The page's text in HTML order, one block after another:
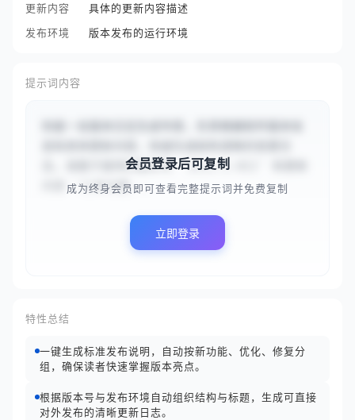
更新内容
具体的更新内容描述
发布环境
版本发布的运行环境
提示词内容
志。请基于提供的版本号 `{{v2.1.0}}` 和更新
内容 `{{本次更...
会员登录后可复制
成为终身会员即可查看完整提示词并免费复制
立即登录
特性总结
一键生成标准发布说明，自动按新功能、优化、修复分
组，确保读者快速掌握版本亮点。
根据版本号与发布环境自动组织结构与标题，生成可直接
对外发布的清晰更新日志。